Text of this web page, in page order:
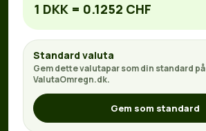
1 DKK = 0.1252 CHF
Standard valuta
Gem dette valutapar som din standard på
ValutaOmregn.dk.
Gem som standard